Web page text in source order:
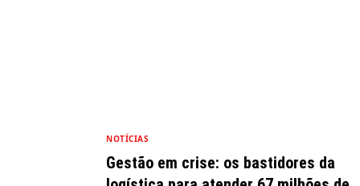
NOTÍCIAS
Gestão em crise: os bastidores da